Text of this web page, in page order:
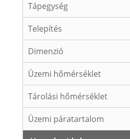
Tápegység
Telepítés
Dimenzió
Üzemi hőmérséklet
Tárolási hőmérséklet
Üzemi páratartalom